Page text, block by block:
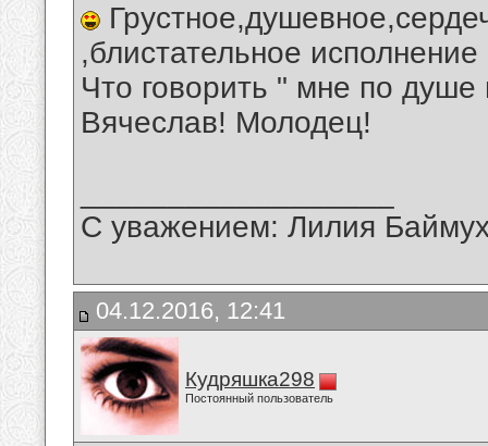
,блистательное
Что говорить " мне по
Вячеслав! Молодец!
С уважением: Лилия
04.12.2016, 12:41
Кудряшка298
Постоянный пользователь